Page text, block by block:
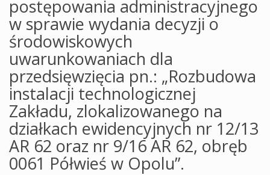
postępowania administracyjnego
w sprawie wydania decyzji o
środowiskowych
uwarunkowaniach dla
przedsięwzięcia pn.: „Rozbudowa
instalacji technologicznej
Zakładu, zlokalizowanego na
działkach ewidencyjnych nr 12/13
AR 62 oraz nr 9/16 AR 62, obręb
0061 Półwieś w Opolu”.